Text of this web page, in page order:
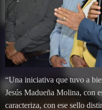
“Una iniciativa que tuvo a
Jesús Madueña Molina, con
caracteriza, con ese sello